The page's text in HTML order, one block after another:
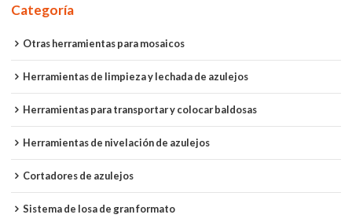
Categoría
Otras herramientas para mosaicos
Herramientas de limpieza y lechada de azulejos
Herramientas para transportar y colocar baldosas
Herramientas de nivelación de azulejos
Cortadores de azulejos
Sistema de losa de gran formato